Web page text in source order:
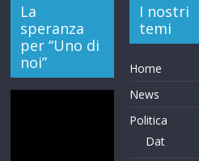
La
speranza
per “Uno di
noi”
I nostri
temi
Home
News
Politica
Dat